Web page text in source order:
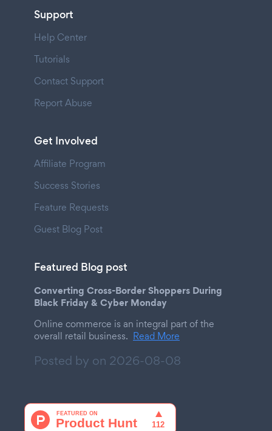
Support
Help Center
Tutorials
Contact Support
Report Abuse
Get Involved
Affiliate Program
Success Stories
Feature Requests
Guest Blog Post
Featured Blog post
Converting Cross-Border Shoppers During
Black Friday & Cyber Monday
Online commerce is an integral part of the
overall retail business. Read More
Posted by on 2026-08-08